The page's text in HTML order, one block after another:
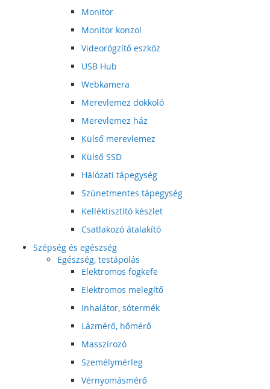
Monitor
Monitor konzol
Videorögzítő eszköz
USB Hub
Webkamera
Merevlemez dokkoló
Merevlemez ház
Külső merevlemez
Külső SSD
Hálózati tápegység
Szünetmentes tápegység
Kelléktisztító készlet
Csatlakozó átalakító
Szépség és egészség
Egészség, testápolás
Elektromos fogkefe
Elektromos melegítő
Inhalátor, sótermék
Lázmérő, hőmérő
Masszírozó
Személymérleg
Vérnyomásmérő